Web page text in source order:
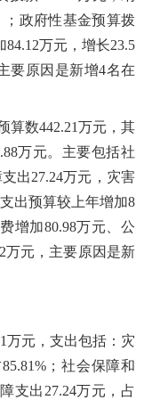
；政府性基金预算拨
万元，增长23.5
要原因是新增4名在
算数442.21万元，其
万元。主要包括社
出27.24万元，灾害
出预算较上年增加8
增加80.98万元、公
万元，主要原因是新
万元，支出包括：灾
；社会保障和
支出27.24万元，占